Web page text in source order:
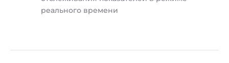
реального времени